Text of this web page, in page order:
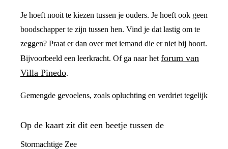
Je hoeft nooit te kiezen tussen je ouders. Je hoeft ook geen
boodschapper te zijn tussen hen. Vind je dat lastig om te
zeggen? Praat er dan over met iemand die er niet bij hoort.
Bijvoorbeeld een leerkracht. Of ga naar het forum van
Villa Pinedo.
Gemengde gevoelens, zoals opluchting en verdriet tegelijk
Op de kaart zit dit een beetje tussen de
Stormachtige Zee